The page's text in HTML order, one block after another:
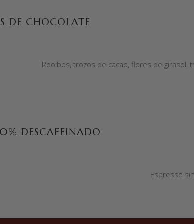
DE CHOCOLATE
Rooibos, trozos de cacao, flores de girasol,
DESCAFEINADO
Espresso